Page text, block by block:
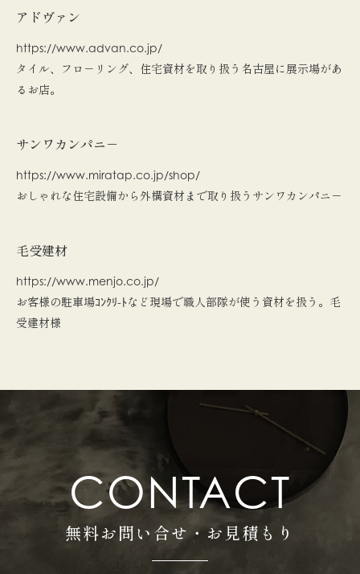
アドヴァン
https://www.advan.co.jp/
タイル、フロ－リング、住宅資材を取り扱う名古屋に展示場があ
るお店。
サンワカンパニ－
https://www.miratap.co.jp/shop/
おしゃれな住宅設備から外構資材まで取り扱うサンワカンパニ－
毛受建材
https://www.menjo.co.jp/
お客様の駐車場ｺﾝｸﾘ-ﾄなど現場で職人部隊が使う資材を扱う。毛
受建材様
CONTACT
無料お問い合せ・お見積もり